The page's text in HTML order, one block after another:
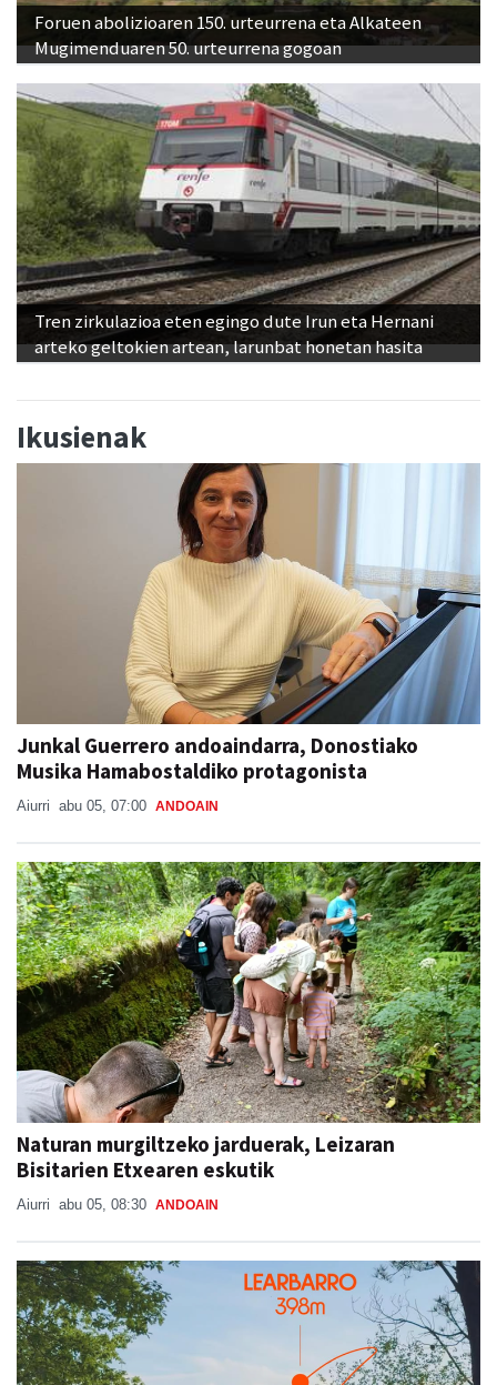
Foruen abolizioaren 150. urteurrena eta Alkateen
Mugimenduaren 50. urteurrena gogoan
Tren zirkulazioa eten egingo dute Irun eta Hernani
arteko geltokien artean, larunbat honetan hasita
Ikusienak
Junkal Guerrero andoaindarra, Donostiako
Musika Hamabostaldiko protagonista
Aiurri abu 05, 07:00 ANDOAIN
Naturan murgiltzeko jarduerak, Leizaran
Bisitarien Etxearen eskutik
Aiurri abu 05, 08:30 ANDOAIN